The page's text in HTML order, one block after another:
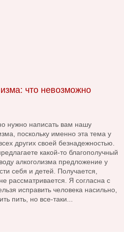
что невозможно
нужно написать вам нашу
поскольку именно эта тема у
других своей безнадежностью.
какой-то благополучный
алкоголизма предложение у
себя и детей. Получается,
рассматривается. Я согласна с
исправить человека насильно,
пить, но все-таки...